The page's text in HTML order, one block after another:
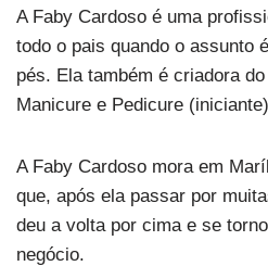
A Faby Cardoso é uma
todo o pais quando o assunto
pés. Ela também é criadora
Manicure e Pedicure
A Faby Cardoso mora em
que, após ela passar por
deu a volta por cima e se
negócio.